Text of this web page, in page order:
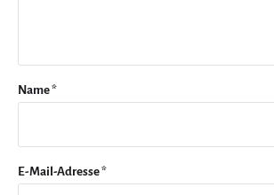
Name*
E-Mail-Adresse*